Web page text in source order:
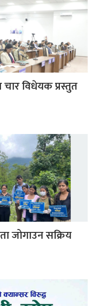
विधेयक प्रस्तुत
जोगाउन सक्रिय